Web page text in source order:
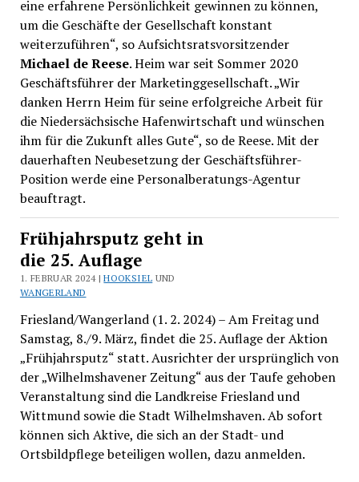
eine erfahrene Persönlichkeit gewinnen zu können,
um die Geschäfte der Gesellschaft konstant
weiterzuführen“, so Aufsichtsratsvorsitzender
Michael de Reese. Heim war seit Sommer 2020
Geschäftsführer der Marketinggesellschaft. „Wir
danken Herrn Heim für seine erfolgreiche Arbeit für
die Niedersächsische Hafenwirtschaft und wünschen
ihm für die Zukunft alles Gute“, so de Reese. Mit der
dauerhaften Neubesetzung der Geschäftsführer-
Position werde eine Personalberatungs-Agentur
beauftragt.
Frühjahrsputz geht in
die 25. Auflage
1. FEBRUAR 2024 |HOOKSIEL UND
WANGERLAND
Friesland/Wangerland (1. 2. 2024) – Am Freitag und
Samstag, 8./9. März, findet die 25. Auflage der Aktion
„Frühjahrsputz“ statt. Ausrichter der ursprünglich von
der „Wilhelmshavener Zeitung“ aus der Taufe gehoben
Veranstaltung sind die Landkreise Friesland und
Wittmund sowie die Stadt Wilhelmshaven. Ab sofort
können sich Aktive, die sich an der Stadt- und
Ortsbildpflege beteiligen wollen, dazu anmelden.